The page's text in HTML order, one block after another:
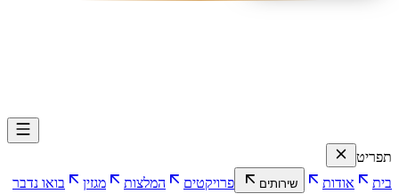
תפריט
בית
אודות שירותים פרויקטים המלצות מגזין בואו נדבר